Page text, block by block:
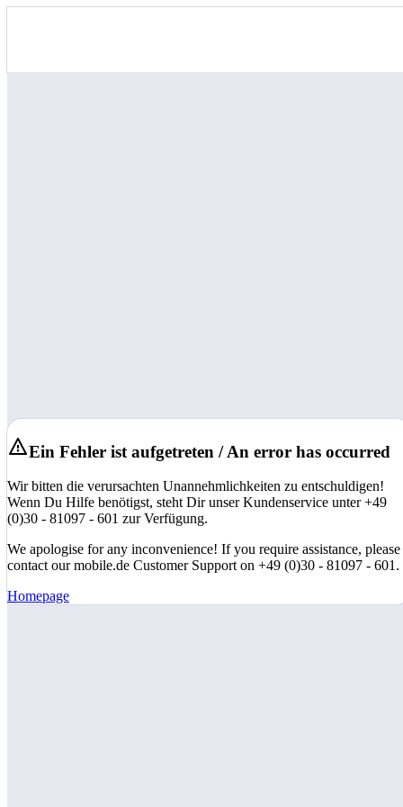
Ein Fehler ist aufgetreten / An error has occurred
Wir bitten die verursachten Unannehmlichkeiten zu entschuldigen!
Wenn Du Hilfe benötigst, steht Dir unser Kundenservice unter +49
(0)30 - 81097 - 601 zur Verfügung.
We apologise for any inconvenience! If you require assistance, please
contact our mobile.de Customer Support on +49 (0)30 - 81097 - 601.
Homepage